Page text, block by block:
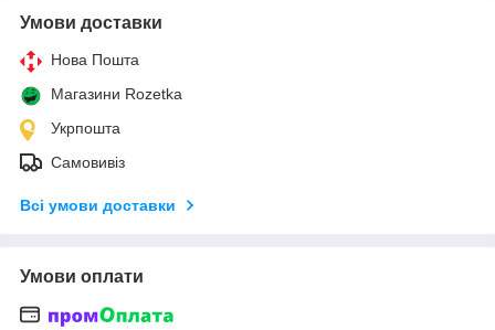
Умови доставки
Нова Пошта
Магазини Rozetka
Укрпошта
Самовивіз
Всі умови доставки
Умови оплати